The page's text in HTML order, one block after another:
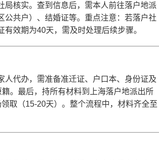
核实。查到信息后，需本人前往落户地派
共户）、结婚证等。重点注意：若落户社
效期为40天，需及时处理后续步骤。
代办，需准备准迁证、户口本、身份证及
。最后，持所有材料到上海落户地派出所
取（15-20天）。整个流程中，材料齐全至